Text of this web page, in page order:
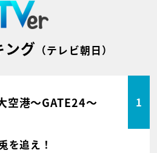
ング （テレビ朝日）
空港～GATE24～ 1
を追え！